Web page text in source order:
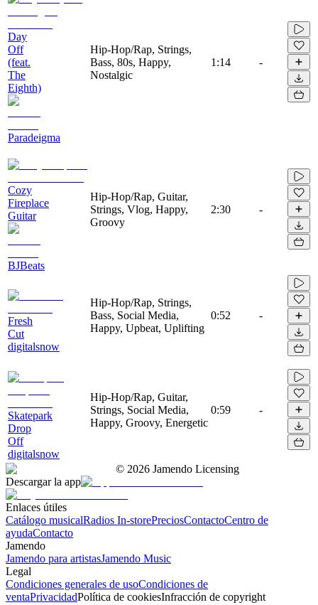
Day
Off
(feat.
The
Eighth)
Paradeigma
Hip-Hop/Rap, Strings,
Bass, 80s, Happy,
Nostalgic
1:14 -
Cozy
Fireplace
Guitar
BJBeats
Hip-Hop/Rap, Guitar,
Strings, Vlog, Happy,
Groovy
2:30 -
Fresh
Cut
digitalsnow
Hip-Hop/Rap, Strings,
Bass, Social Media,
Happy, Upbeat, Uplifting
0:52 -
Skatepark
Drop
Off
digitalsnow
Hip-Hop/Rap, Guitar,
Strings, Social Media,
Happy, Groovy, Energetic
0:59 -
© 2026 Jamendo Licensing
Descargar la app
Enlaces útiles
Catálogo musicalRadios In-storePreciosContactoCentro de
ayudaContacto
Jamendo
Jamendo para artistasJamendo Music
Legal
Condiciones generales de usoCondiciones de
ventaPrivacidadPolítica de cookiesInfracción de copyright